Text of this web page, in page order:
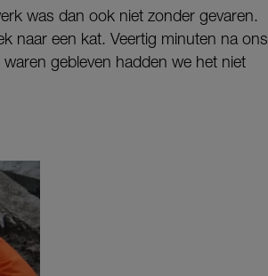
was dan ook niet zonder gevaren.
naar een kat. Veertig minuten na ons
gebleven hadden we het niet